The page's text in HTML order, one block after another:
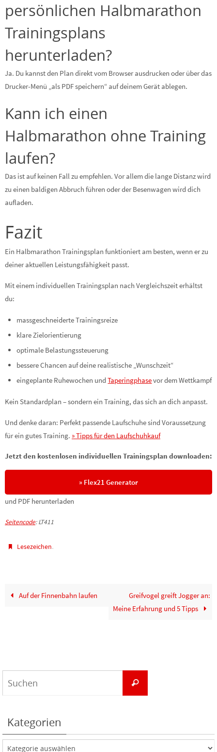
persönlichen Halbmarathon
Trainingsplans
herunterladen?
Ja. Du kannst den Plan direkt vom Browser ausdrucken oder über das
Drucker-Menü „als PDF speichern“ auf deinem Gerät ablegen.
Kann ich einen
Halbmarathon ohne Training
laufen?
Das ist auf keinen Fall zu empfehlen. Vor allem die lange Distanz wird
zu einen baldigen Abbruch führen oder der Besenwagen wird dich
aufladen.
Fazit
Ein Halbmarathon Trainingsplan funktioniert am besten, wenn er zu
deiner aktuellen Leistungsfähigkeit passt.
Mit einem individuellen Trainingsplan nach Vergleichszeit erhältst
du:
massgeschneiderte Trainingsreize
klare Zielorientierung
optimale Belastungssteuerung
bessere Chancen auf deine realistische „Wunschzeit“
eingeplante Ruhewochen undTaperingphasevor dem Wettkampf
Kein Standardplan – sondern ein Training, das sich an dich anpasst.
Und denke daran: Perfekt passende Laufschuhe sind Voraussetzung
für ein gutes Training. » Tipps für den Laufschuhkauf
Jetzt den kostenlosen individuellen Trainingsplan downloaden:
» Flex21 Generator
und PDF herunterladen
Seitencode: LT411
Lesezeichen.
Auf der Finnenbahn laufen
Greifvogel greift Jogger an:
Meine Erfahrung und 5 Tipps
Suchen
Kategorien
Kategorien